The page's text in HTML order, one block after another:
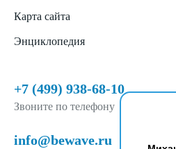
Карта сайта
Энциклопедия
+7 (499) 938-68-10
Звоните по телефону
info@bewave.ru